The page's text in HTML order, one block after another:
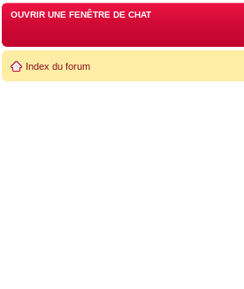
OUVRIR UNE FENÊTRE DE CHAT
Index du forum